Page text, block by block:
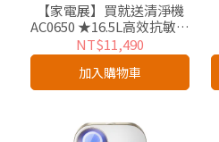
【家電展】買就送清淨機
AC0650 ★16.5L高效抗敏除
濕機(DE3306/81)-適用20
坪
NT$11,490
加入購物車